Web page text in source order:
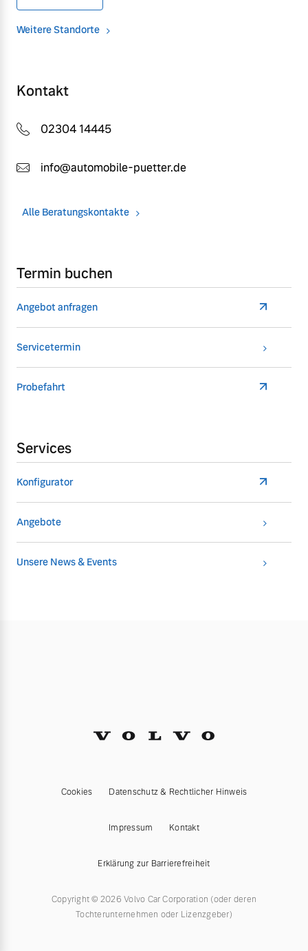
Weitere Standorte
Kontakt
02304 14445
info@automobile-puetter.de
Alle Beratungskontakte
Termin buchen
Angebot anfragen
Servicetermin
Probefahrt
Services
Konfigurator
Angebote
Unsere News & Events
Cookies Datenschutz & Rechtlicher Hinweis
Impressum Kontakt
Erklärung zur Barrierefreiheit
Copyright © 2026 Volvo Car Corporation (oder deren
Tochterunternehmen oder Lizenzgeber)